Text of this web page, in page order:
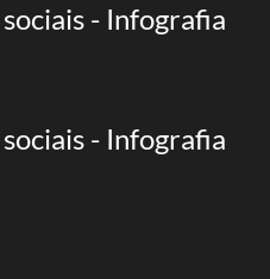
- Infografia
- Infografia